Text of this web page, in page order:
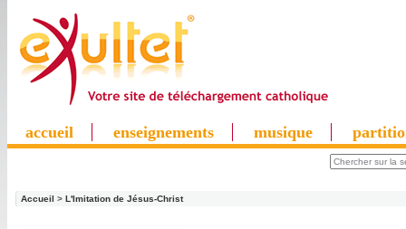
accueil enseignements musique
Accueil > L'Imitation de Jésus-Christ